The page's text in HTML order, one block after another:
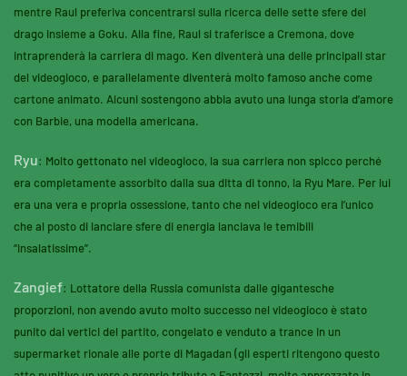
mentre Raul preferiva concentrarsi sulla ricerca delle sette sfere del
drago insieme a Goku. Alla fine, Raul si traferisce a Cremona, dove
intraprenderà la carriera di mago. Ken diventerà una delle principali star
del videogioco, e parallelamente diventerà molto famoso anche come
cartone animato. Alcuni sostengono abbia avuto una lunga storia d’amore
con Barbie, una modella americana.
Ryu: Molto gettonato nel videogioco, la sua carriera non spicco perché
era completamente assorbito dalla sua ditta di tonno, la Ryu Mare. Per lui
era una vera e propria ossessione, tanto che nel videogioco era l’unico
che al posto di lanciare sfere di energia lanciava le temibili
“insalatissime”.
Zangief: Lottatore della Russia comunista dalle gigantesche
proporzioni, non avendo avuto molto successo nel videogioco è stato
punito dai vertici del partito, congelato e venduto a trance in un
supermarket rionale alle porte di Magadan (gli esperti ritengono questo